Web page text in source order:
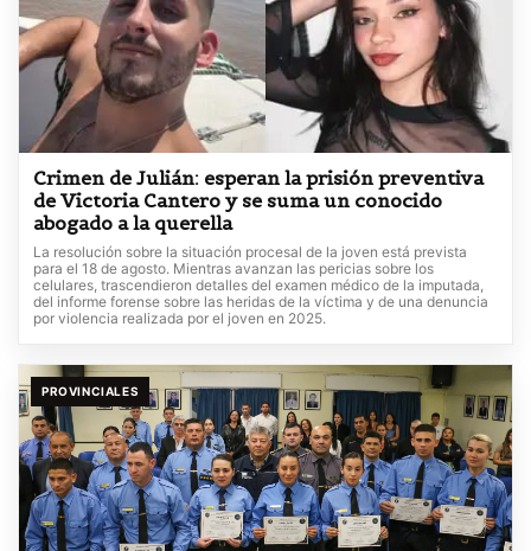
Crimen de Julián: esperan la prisión preventiva
de Victoria Cantero y se suma un conocido
abogado a la querella
La resolución sobre la situación procesal de la joven está prevista
para el 18 de agosto. Mientras avanzan las pericias sobre los
celulares, trascendieron detalles del examen médico de la imputada,
del informe forense sobre las heridas de la víctima y de una denuncia
por violencia realizada por el joven en 2025.
PROVINCIALES